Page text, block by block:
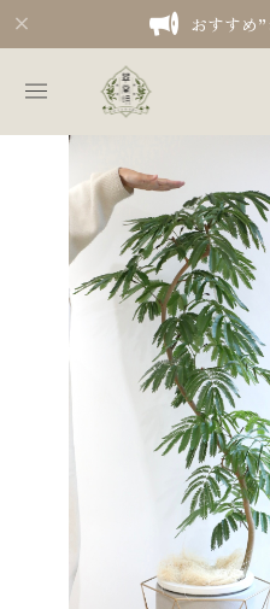
おすすめ